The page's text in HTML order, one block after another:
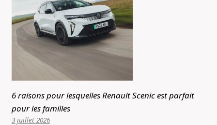
6 raisons pour lesquelles Renault Scenic est parfait
pour les familles
3 juillet 2026